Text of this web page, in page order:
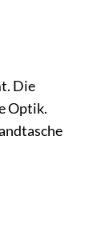
Die
Optik.